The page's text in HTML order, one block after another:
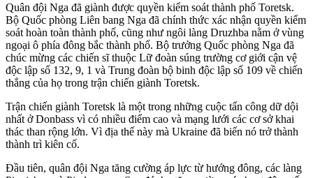
Quân đội Nga đã giành được quyền kiểm soát thành phố Toretsk.
Bộ Quốc phòng Liên bang Nga đã chính thức xác nhận quyền kiểm
soát hoàn toàn thành phố, cũng như ngôi làng Druzhba nằm ở vùng
ngoại ô phía đông bắc thành phố. Bộ trưởng Quốc phòng Nga đã
chúc mừng các chiến sĩ thuộc Lữ đoàn súng trường cơ giới cận vệ
độc lập số 132, 9, 1 và Trung đoàn bộ binh độc lập số 109 về chiến
thắng của họ trong trận chiến giành Toretsk.
Trận chiến giành Toretsk là một trong những cuộc tấn công dữ dội
nhất ở Donbass vì có nhiều điểm cao và mạng lưới các cơ sở khai
thác than rộng lớn. Vì địa thế này mà Ukraine đã biến nó trở thành
thành trì kiên cố.
Đầu tiên, quân đội Nga tăng cường áp lực từ hướng đông, các làng